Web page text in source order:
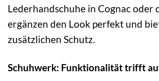
Lederhandschuhe in Cognac oder
ergänzen den Look perfekt und
zusätzlichen Schutz.
Schuhwerk: Funktionalität trifft